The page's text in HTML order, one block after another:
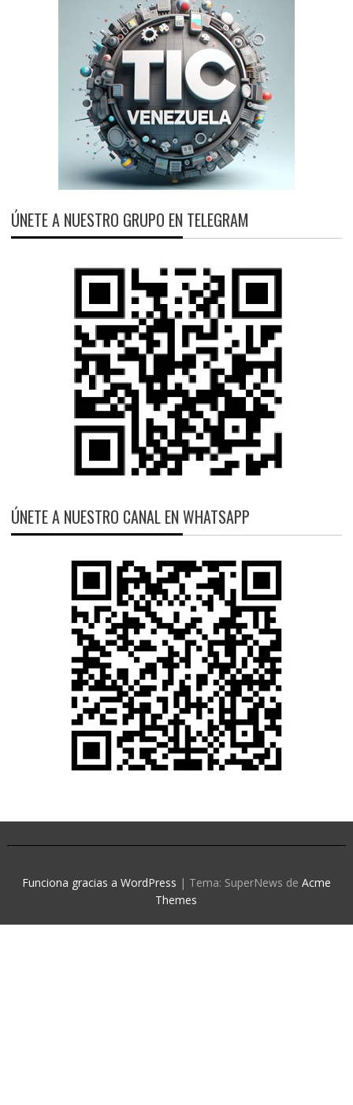
ÚNETE A NUESTRO GRUPO EN TELEGRAM
ÚNETE A NUESTRO CANAL EN WHATSAPP
Funciona gracias a WordPress | Tema: SuperNews de Acme
Themes